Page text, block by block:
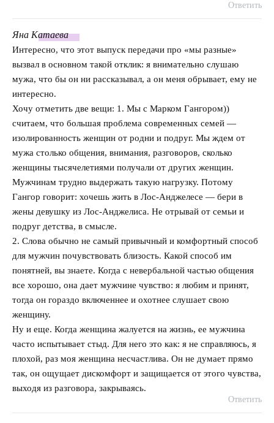
Ответить
Яна Катаева
говорит:
Интересно, что этот выпуск передачи про «мы разные»
вызвал в основном такой отклик: я внимательно слушаю
мужа, что бы он ни рассказывал, а он меня обрывает, ему не
интересно.
Хочу отметить две вещи: 1. Мы с Марком Гангором))
считаем, что большая проблема современных семей —
изолированность женщин от родни и подруг. Мы ждем от
мужа столько общения, внимания, разговоров, сколько
женщины тысячелетиями получали от других женщин.
Мужчинам трудно выдержать такую нагрузку. Потому
Гангор говорит: хочешь жить в Лос-Анджелесе — бери в
жены девушку из Лоc-Анджелиса. Не отрывай от семьи и
подруг детства, в смысле.
2. Слова обычно не самый привычный и комфортный способ
для мужчин почувствовать близость. Какой способ им
понятней, вы знаете. Когда с невербальной частью общения
все хорошо, она дает мужчине чувство: я любим и принят,
тогда он гораздо включеннее и охотнее слушает свою
женщину.
Ну и еще. Когда женщина жалуется на жизнь, ее мужчина
часто испытывает стыд. Для него это как: я не справляюсь, я
плохой, раз моя женщина несчастлива. Он не думает прямо
так, он ощущает дискомфорт и защищается от этого чувства,
выходя из разговора, закрываясь.
Ответить